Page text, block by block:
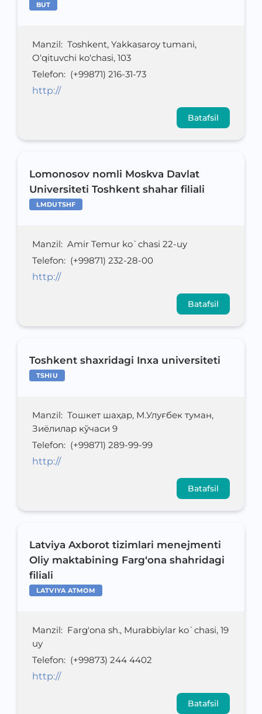
BUT
Manzil: Toshkent, Yakkasaroy tumani,
O‘qituvchi ko‘chasi, 103
Telefon: (+99871) 216-31-73
http://
Batafsil
Lomonosov nomli Moskva Davlat
Universiteti Toshkent shahar filiali
LMDUTSHF
Manzil: Amir Temur ko`chasi 22-uy
Telefon: (+99871) 232-28-00
http://
Batafsil
Toshkent shaxridagi Inxa universiteti
TSHIU
Manzil: Тошкет шаҳар, М.Улуғбек туман,
Зиёлилар кўчаси 9
Telefon: (+99871) 289-99-99
http://
Batafsil
Latviya Axborot tizimlari menejmenti
Oliy maktabining Farg‘ona shahridagi
filiali
LATVIYA ATMOM
Manzil: Farg'ona sh., Murabbiylar ko`chasi, 19
uy
Telefon: (+99873) 244 4402
http://
Batafsil